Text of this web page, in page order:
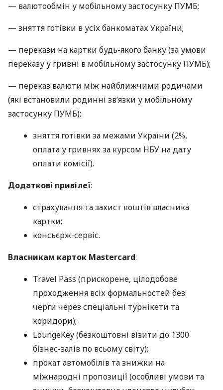
— валютообмін у мобільному застосунку ПУМБ;
— зняття готівки в усіх банкоматах України;
— перекази на картки будь-якого банку (за умови
переказу у гривні в мобільному застосунку ПУМБ);
— переказ валюти між найближчими родичами
(які встановили родинні зв’язки у мобільному
застосунку ПУМБ);
зняття готівки за межами України (2%,
оплата у гривнях за курсом НБУ на дату
оплати комісії).
Додаткові привілеї:
страхування та захист коштів власника
картки;
консьєрж-сервіс.
Власникам карток Mastercard:
Travel Pass (прискорене, цілодобове
проходження всіх формальностей без
черги через спеціальні турнікети та
коридори);
LoungeKey (безкоштовні візити до 1300
бізнес-залів по всьому світу);
прокат автомобілів та знижки на
міжнародні пропозиції (особливі умови та